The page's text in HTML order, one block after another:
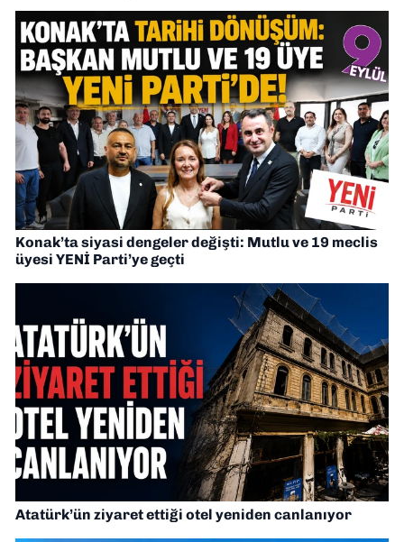
Konak’ta siyasi dengeler değişti: Mutlu ve 19 meclis
üyesi YENİ Parti’ye geçti
Atatürk’ün ziyaret ettiği otel yeniden canlanıyor